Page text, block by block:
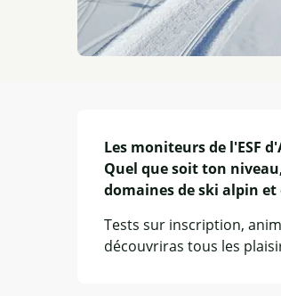
Les moniteurs de l'ESF
Quel que soit ton
domaines de ski alpin et
Tests sur inscription,
découvriras tous les